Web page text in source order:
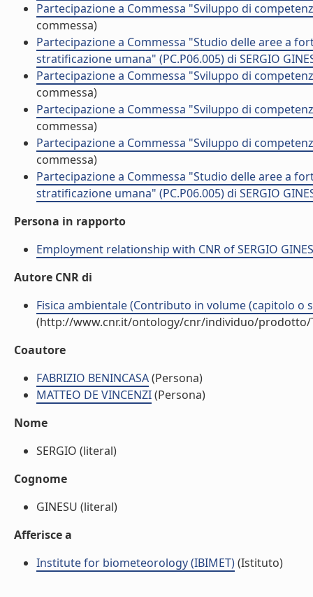
Partecipazione a Commessa "Sviluppo di
commessa)
Partecipazione a Commessa "Studio delle aree a
stratificazione umana" (PC.P06.005) di SERGIO
Partecipazione a Commessa "Sviluppo di
commessa)
Partecipazione a Commessa "Sviluppo di
commessa)
Partecipazione a Commessa "Sviluppo di
commessa)
Partecipazione a Commessa "Studio delle aree a
stratificazione umana" (PC.P06.005) di SERGIO
Persona in rapporto
Employment relationship with CNR of SERGIO
Autore CNR di
Fisica ambientale (Contributo in volume (capitolo o
(http://www.cnr.it/ontology/cnr/individuo/prodotto/
Coautore
FABRIZIO BENINCASA(Persona)
MATTEO DE VINCENZI(Persona)
Nome
SERGIO (literal)
Cognome
GINESU (literal)
Afferisce a
Institute for biometeorology (IBIMET)(Istituto)